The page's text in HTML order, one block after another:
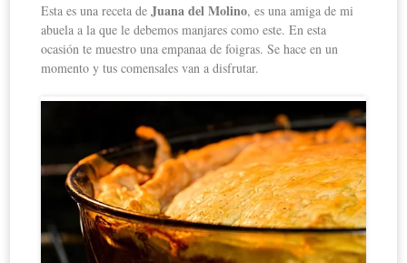
Esta es una receta deJuana del Molino, es una amiga de mi
abuela a la que le debemos manjares como este. En esta
ocasión te muestro una empanaa de foigras. Se hace en un
momento y tus comensales van a disfrutar.